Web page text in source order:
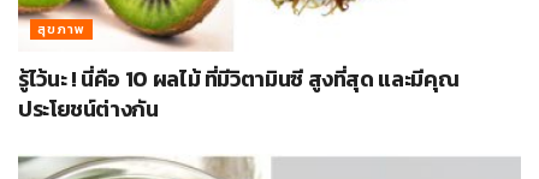
สุขภาพ
รู้ไว้นะ ! นี่คือ 10 ผลไม้ ที่มีวิตามินซี สูงที่สุด และมีคุณ
ประโยชน์ต่างกัน